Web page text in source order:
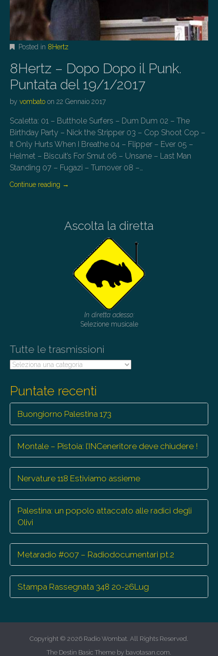
Posted in 8Hertz
8Hertz – Dopo Dopo il Punk.
Puntata del 19/1/2017
by vombato on 22 Gennaio 2017
Scaletta: 01 – Butthole Surfers – Dum Dum 02 – The
Birthday Party – Nick the Stripper 03 – Cop Shoot Cop –
It Only Hurts When I Breathe 04 – Flipper – Ever 05 –
Helmet – Biscuit’s For Smut 06 – Unsane – Last Man
Standing 07 – Fugazi – Turnover 08 –…
Continue reading →
Ascolta la diretta
In diretta adesso:
Selezione musicale
Tutte le trasmissioni
Tutte
Puntate recenti
Buongiorno Palestina 173
Montale – Pistoia: l’INCeneritore deve chiudere !
Nervature 118 Estiviamo assieme
Palestina: un popolo attaccato alle radici degli
Olivi
Metaradio #007 – Radiodocumentari pt.2
Stampa Rassegnata 348 20-26Lug
Copyright © 2026 Radio Wombat . All Rights Reserved.
The Destin Basic Theme by bavotasan.com